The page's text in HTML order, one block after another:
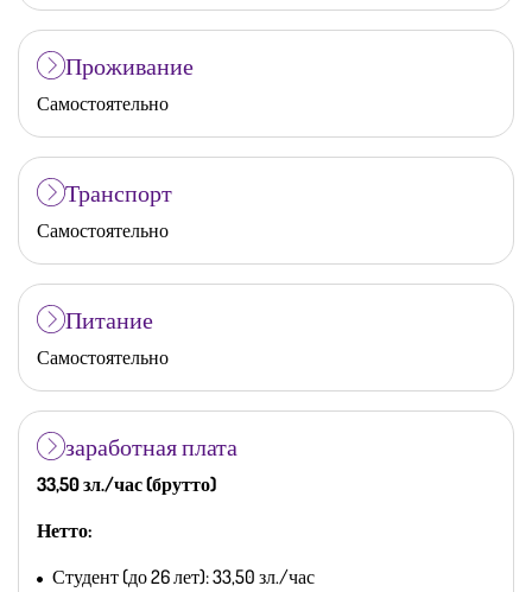
Проживание
Самостоятельно
Транспорт
Самостоятельно
Питание
Самостоятельно
заработная плата
33,50 зл./час (брутто)
Нетто:
Студент (до 26 лет): 33,50 зл./час